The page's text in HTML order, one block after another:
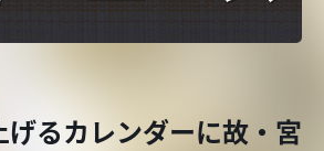
げるカレンダーに故・宮